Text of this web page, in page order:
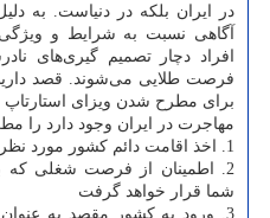
در ایران بلکه در دنیاست. به
آگاهی نسبت به شرایط و
افراد دچار تصمیم گیریهای
فرصت طلایی میشوند. قصد
برای مطرح شدن ویزای استارتاپ
مهاجرت در ایران وجود دارد را
1. اخذ اقامت دائم کشور مورد نظر
2. اطمینان از فرصت شغلی که با
شما قرار خواهد گرفت
3. ورود به کشور مقصد به